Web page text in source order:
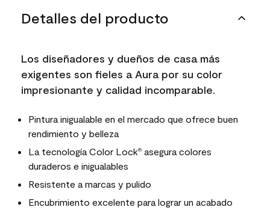
Detalles del producto
Los diseñadores y dueños de casa más
exigentes son fieles a Aura por su color
impresionante y calidad incomparable.
Pintura inigualable en el mercado que ofrece buen
rendimiento y belleza
La tecnología Color Lock® asegura colores
duraderos e inigualables
Resistente a marcas y pulido
Encubrimiento excelente para lograr un acabado